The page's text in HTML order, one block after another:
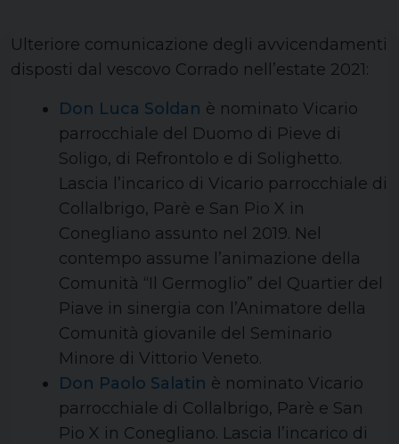
Ulteriore comunicazione degli avvicendamenti
disposti dal vescovo Corrado nell’estate 2021:
Don Luca Soldan è nominato Vicario
parrocchiale del Duomo di Pieve di
Soligo, di Refrontolo e di Solighetto.
Lascia l’incarico di Vicario parrocchiale di
Collalbrigo, Parè e San Pio X in
Conegliano assunto nel 2019. Nel
contempo assume l’animazione della
Comunità “Il Germoglio” del Quartier del
Piave in sinergia con l’Animatore della
Comunità giovanile del Seminario
Minore di Vittorio Veneto.
Don Paolo Salatin è nominato Vicario
parrocchiale di Collalbrigo, Parè e San
Pio X in Conegliano. Lascia l’incarico di